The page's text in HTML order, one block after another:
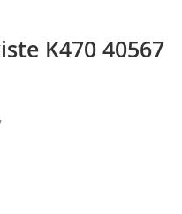
K470 40567